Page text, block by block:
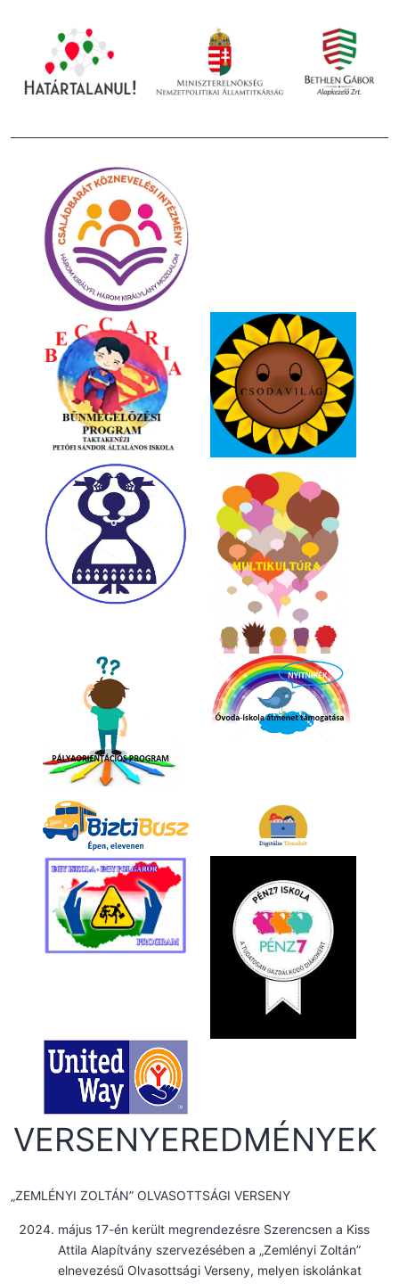
VERSENYEREDMÉNYEK
„ZEMLÉNYI ZOLTÁN” OLVASOTTSÁGI VERSENY
május 17-én került megrendezésre Szerencsen a Kiss
Attila Alapítvány szervezésében a „Zemlényi Zoltán”
elnevezésű Olvasottsági Verseny, melyen iskolánkat